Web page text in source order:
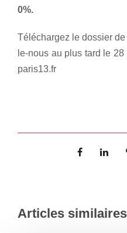
0%.
Téléchargez le dossier
le-nous au plus tard le
paris13.fr
Articles similaires